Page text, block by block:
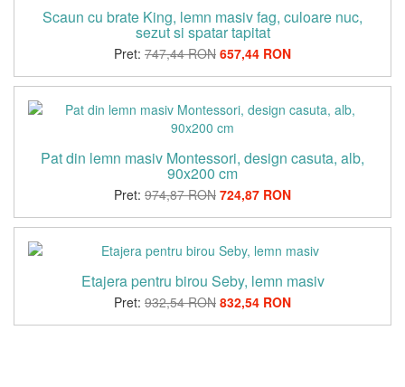
Scaun cu brate King, lemn masiv fag, culoare nuc,
sezut si spatar tapitat
Pret: 747,44 RON 657,44 RON
Pat din lemn masiv Montessori, design casuta, alb,
90x200 cm
Pret: 974,87 RON 724,87 RON
Etajera pentru birou Seby, lemn masiv
Pret: 932,54 RON 832,54 RON